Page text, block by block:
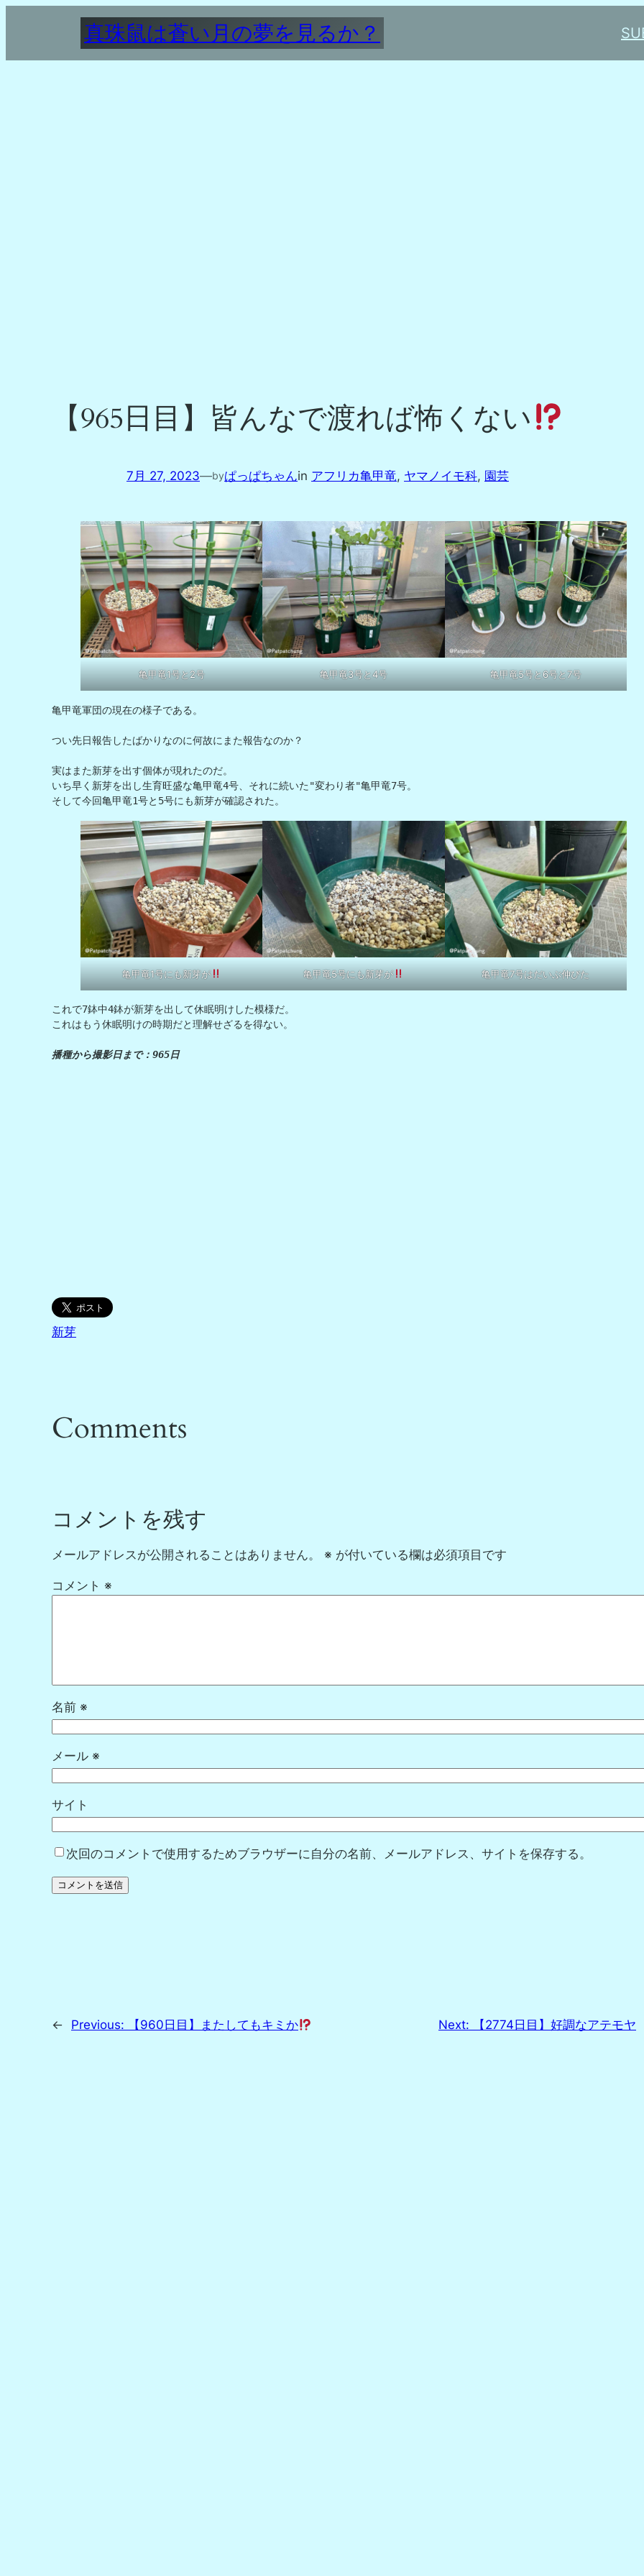
真珠鼠は蒼い月の夢を見るか？
【965日目】皆んなで渡れば怖くない
7月 27, 2023—byぱっぱちゃんin アフリカ亀甲竜, ヤマノイモ科, 園芸
亀甲竜1号と2号 亀甲竜3号と4号 亀甲竜5号と6号と7号
亀甲竜軍団の現在の様子である。
つい先日報告したばかりなのに何故にまた報告なのか？
実はまた新芽を出す個体が現れたのだ。
いち早く新芽を出し生育旺盛な亀甲竜4号、それに続いた"変わり者"亀甲竜7号。
そして今回亀甲竜1号と5号にも新芽が確認された。
亀甲竜1号にも新芽が 亀甲竜5号にも新芽が 亀甲竜7号はだいぶ伸びた
これで7鉢中4鉢が新芽を出して休眠明けした模様だ。
これはもう休眠明けの時期だと理解せざるを得ない。
播種から撮影日まで：965日
新芽
Comments
コメントを残す
メールアドレスが公開されることはありません。 ※ が付いている欄は必須項目です
コメント ※
名前 ※
メール ※
サイト
次回のコメントで使用するためブラウザーに自分の名前、メールアドレス、サイトを保存する。
← Previous: 【960日目】またしてもキミか Next: 【2774日目】好調なアテモヤ